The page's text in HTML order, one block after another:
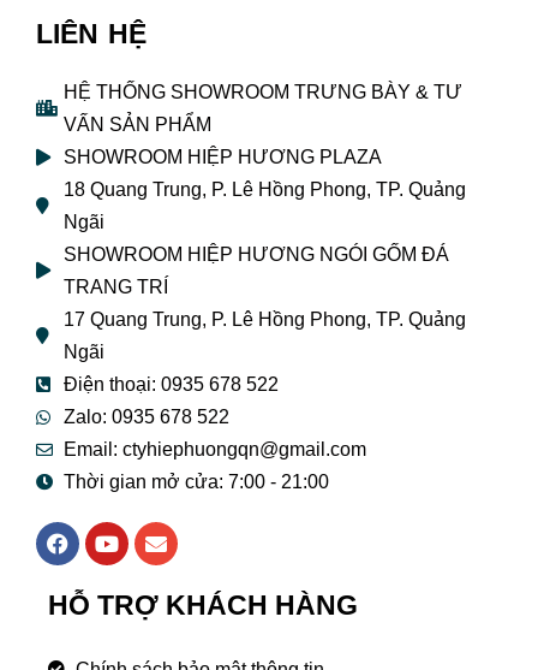
LIÊN HỆ
HỆ THỐNG SHOWROOM TRƯNG BÀY & TƯ
VẤN SẢN PHẨM
SHOWROOM HIỆP HƯƠNG PLAZA
18 Quang Trung, P. Lê Hồng Phong, TP. Quảng
Ngãi
SHOWROOM HIỆP HƯƠNG NGÓI GỐM ĐÁ
TRANG TRÍ
17 Quang Trung, P. Lê Hồng Phong, TP. Quảng
Ngãi
Điện thoại: 0935 678 522
Zalo: 0935 678 522
Email: ctyhiephuongqn@gmail.com
Thời gian mở cửa: 7:00 - 21:00
F
a
e
b
o
Y
o
t
u
e
E
n
e
p
HỖ TRỢ KHÁCH HÀNG